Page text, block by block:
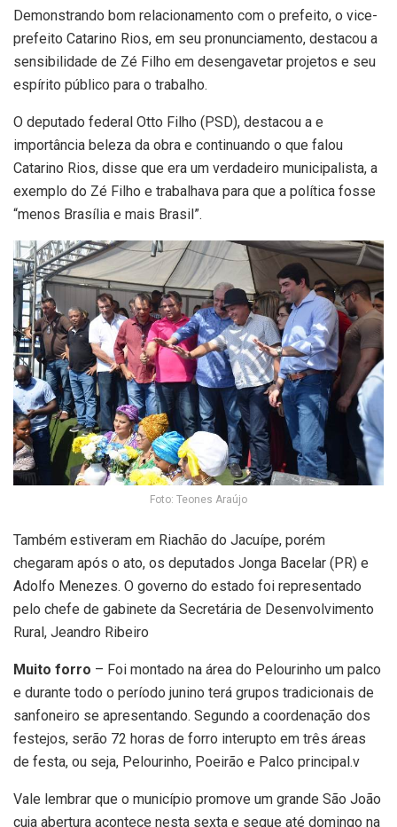
Demonstrando bom relacionamento com o prefeito, o vice-
prefeito Catarino Rios, em seu pronunciamento, destacou a
sensibilidade de Zé Filho em desengavetar projetos e seu
espírito público para o trabalho.
O deputado federal Otto Filho (PSD), destacou a e
importância beleza da obra e continuando o que falou
Catarino Rios, disse que era um verdadeiro municipalista, a
exemplo do Zé Filho e trabalhava para que a política fosse
“menos Brasília e mais Brasil”.
Foto: Teones Araújo
Também estiveram em Riachão do Jacuípe, porém
chegaram após o ato, os deputados Jonga Bacelar (PR) e
Adolfo Menezes. O governo do estado foi representado
pelo chefe de gabinete da Secretária de Desenvolvimento
Rural, Jeandro Ribeiro
Muito forro – Foi montado na área do Pelourinho um palco
e durante todo o período junino terá grupos tradicionais de
sanfoneiro se apresentando. Segundo a coordenação dos
festejos, serão 72 horas de forro interupto em três áreas
de festa, ou seja, Pelourinho, Poeirão e Palco principal.v
Vale lembrar que o município promove um grande São João
cuja abertura acontece nesta sexta e segue até domingo na